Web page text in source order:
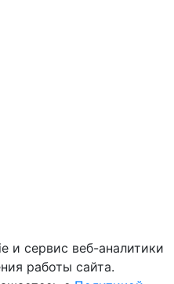
и сервис веб-аналитики
работы сайта.